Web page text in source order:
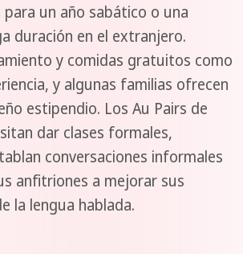
un año sabático o una
duración en el extranjero.
y comidas gratuitos como
y algunas familias ofrecen
estipendio. Los Au Pairs de
dar clases formales,
conversaciones informales
anfitriones a mejorar sus
la lengua hablada.